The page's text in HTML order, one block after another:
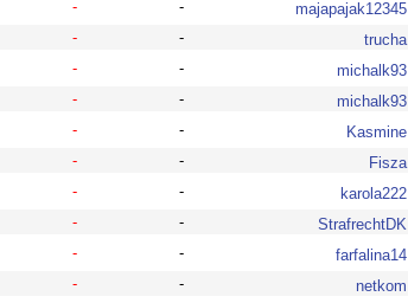
- -
majapajak12345
- -
trucha
- -
michalk93
- -
michalk93
- -
Kasmine
- -
Fisza
- -
karola222
- -
StrafrechtDK
- -
farfalina14
- -
netkom